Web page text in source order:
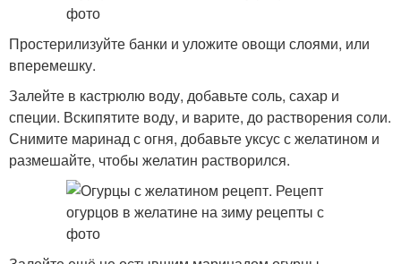
Простерилизуйте банки и уложите овощи слоями, или
вперемешку.
Залейте в кастрюлю воду, добавьте соль, сахар и
специи. Вскипятите воду, и варите, до растворения соли.
Снимите маринад с огня, добавьте уксус с желатином и
размешайте, чтобы желатин растворился.